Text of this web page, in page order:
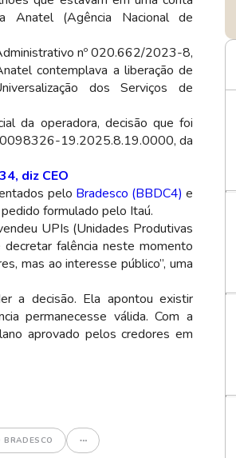
Anatel (Agência Nacional de
nº 020.662/2023-8,
contemplava a liberação de
dos Serviços de
da operadora, decisão que foi
0098326-19.2025.8.19.0000, da
diz CEO
pelo Bradesco (BBDC4) e
formulado pelo Itaú.
UPIs (Unidades Produtivas
decretar falência neste momento
mas ao interesse público”, uma
a decisão. Ela apontou existir
permanecesse válida. Com a
aprovado pelos credores em